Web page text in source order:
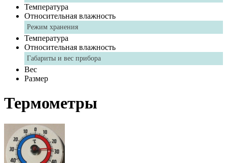
Температура
Относительная влажность
Режим хранения
Температура
Относительная влажность
Габариты и вес прибора
Вес
Размер
Термометры